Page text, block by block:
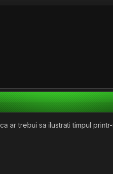
ar trebui sa ilustrati timpul